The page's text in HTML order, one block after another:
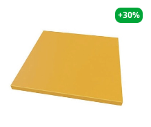
+30%